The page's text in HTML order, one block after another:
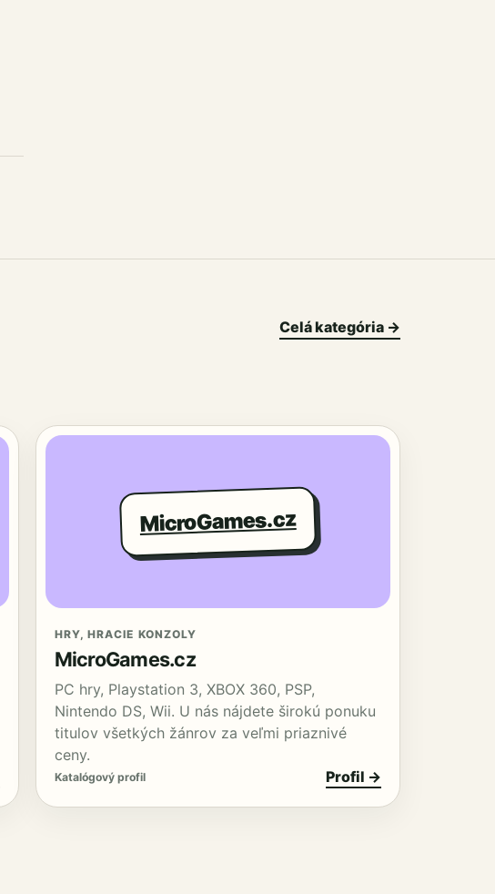
Celá kategória →
MicroGames.cz
HRY, HRACIE KONZOLY
MicroGames.cz
PC hry, Playstation 3, XBOX 360, PSP,
Nintendo DS, Wii. U nás nájdete širokú ponuku
titulov všetkých žánrov za veľmi priaznivé
ceny.
Katalógový profil Profil →